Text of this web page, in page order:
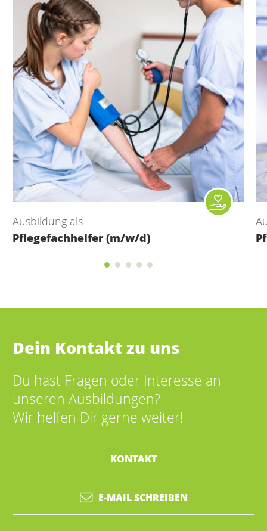
Ausbildung als
Pflegefachhelfer (m/w/d)
Dein Kontakt zu uns
Du hast Fragen oder Interesse an
unseren Ausbildungen?
Wir helfen Dir gerne weiter!
KONTAKT
E-MAIL SCHREIBEN